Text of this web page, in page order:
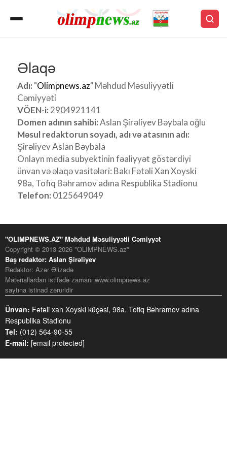
Əlaqə
Adı: "Olimpnews.az" Məhdud Məsuliyyətli
Cəmiyyəti
VÖEN-i: 2904921141
Domen adının sahibi:Aslan Şirəliyev Bəybala oğlu
Məsul redaktorun soyadı, adı və atasının adı:
Şirəliyev Aslan Bəybala
Onlayn media subyektinin fəaliyyət göstərdiyi
ünvan və əlaqə vasitələri: Bakı Fətəli Xan Xoyski
98a, Tofiq Bəhramov adına Respublika Stadionu
Telefon: 0125649049
"OLIMPNEWS.AZ" Məhdud Məsuliyyətli Cəmiyyət
Copyright © 2013-2026 "OLIMPNEWS.az"
Baş redaktor: Aslan Şirəliyev
Redaktor: Azər Əlizadə
Materiallardan istifadə zamanı www.olimpnews.az
saytına istinad zəruridir
Ünvan: Fətəli xan Xoyski küçəsi, 98a. Tofiq Bəhramov adına
Respublika Stadionu
Tel: (012) 564-90-55
E-mail: [email protected]